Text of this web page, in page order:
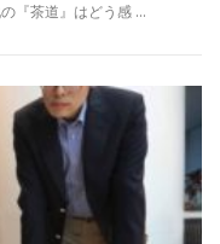
『茶道』はどう感 …